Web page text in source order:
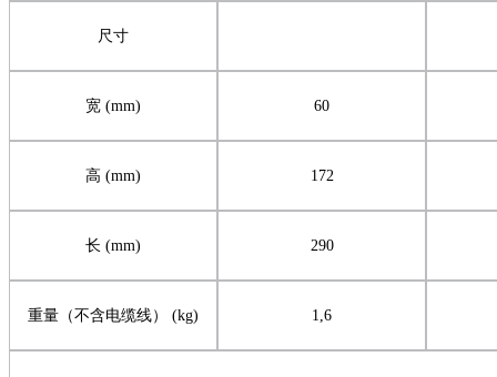
尺寸
宽 (mm) 60
高 (mm) 172
长 (mm) 290
重量（不含电缆线） (kg) 1,6